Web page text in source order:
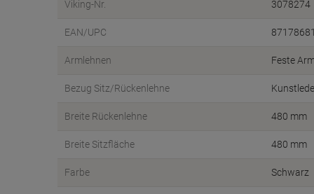
Viking-Nr. 3078274
EAN/UPC
Armlehnen Feste
Bezug Sitz/Rückenlehne
Breite Rückenlehne 480 mm
Breite Sitzfläche 480 mm
Farbe Schwarz